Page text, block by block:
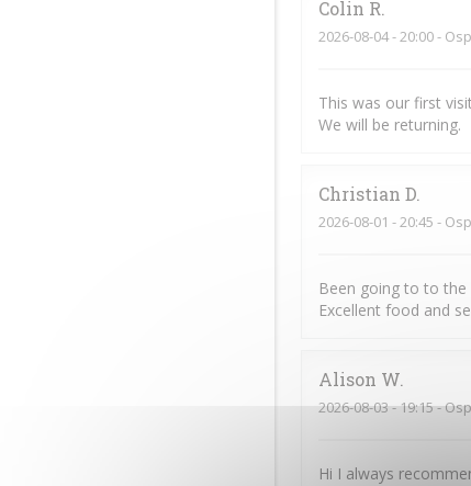
Colin R
2026-08-04- 20:00 -
This was our first
We will be returning.
Christian D
2026-08-01 - 20:45 -
Been going to to
Excellent food and
Alison W
2026-08-03- 19:15 -
Hi I always